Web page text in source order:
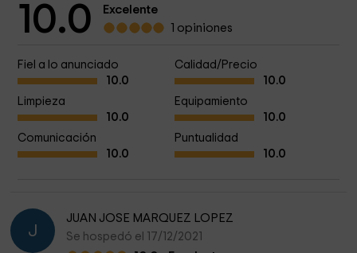
10.0
Excelente
1 opiniones
Fiel a lo anunciado
10.0
Calidad/Precio
10.0
Limpieza
10.0
Equipamiento
10.0
Comunicación
10.0
Puntualidad
10.0
J
JUAN JOSE MARQUEZ LOPEZ
Se hospedó el 17/12/2021